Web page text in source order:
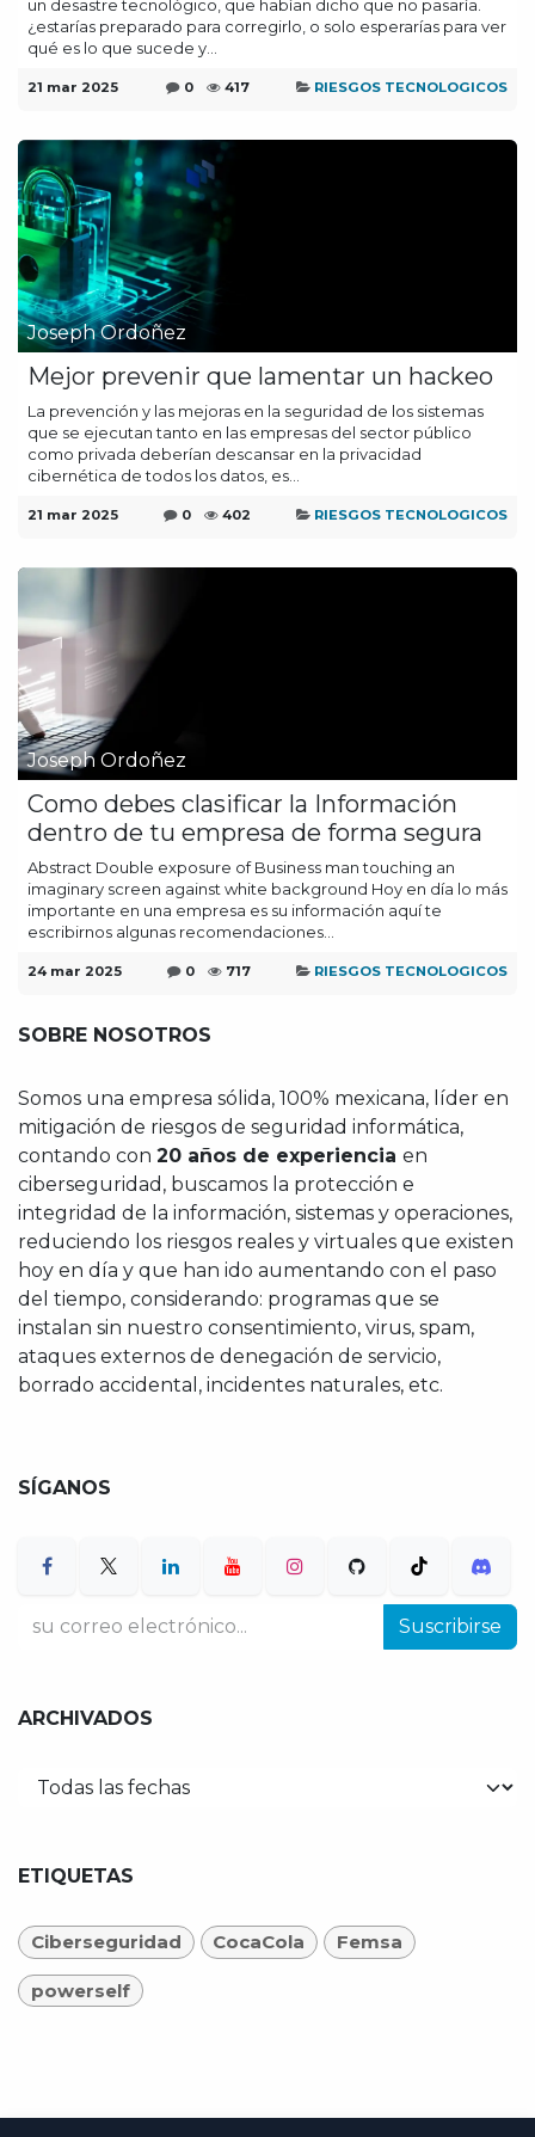
un desastre tecnológico, que habían dicho que no pasaría.
¿estarías preparado para corregirlo, o solo esperarías para ver
qué es lo que sucede y...
21 mar 2025 0 417 RIESGOS TECNOLOGICOS
Joseph Ordoñez
Mejor prevenir que lamentar un hackeo
La prevención y las mejoras en la seguridad de los sistemas
que se ejecutan tanto en las empresas del sector público
como privada deberían descansar en la privacidad
cibernética de todos los datos, es...
21 mar 2025 0 402 RIESGOS TECNOLOGICOS
Joseph Ordoñez
Como debes clasificar la Información
dentro de tu empresa de forma segura
Abstract Double exposure of Business man touching an
imaginary screen against white background Hoy en día lo más
importante en una empresa es su información aquí te
escribirnos algunas recomendaciones...
24 mar 2025 0 717 RIESGOS TECNOLOGICOS
SOBRE NOSOTROS
Somos una empresa sólida, 100% mexicana, líder en
mitigación de riesgos de seguridad informática,
contando con 20 años de experiencia en
ciberseguridad, buscamos la protección e
integridad de la información, sistemas y operaciones,
reduciendo los riesgos reales y virtuales que existen
hoy en día y que han ido aumentando con el paso
del tiempo, considerando: programas que se
instalan sin nuestro consentimiento, virus, spam,
ataques externos de denegación de servicio,
borrado accidental, incidentes naturales, etc.
SÍGANOS
Suscribirse
ARCHIVADOS
ETIQUETAS
Ciberseguridad CocaCola Femsa
powerself